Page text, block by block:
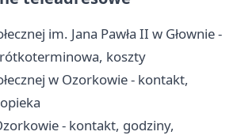
im. Jana Pawła II w Głownie -
koszty
w Ozorkowie - kontakt,
- kontakt, godziny,